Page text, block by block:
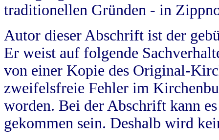
traditionellen Gründen - in
Autor dieser Abschrift ist der
Er weist auf folgende
von einer Kopie des Original-
zweifelsfreie Fehler im
worden. Bei der Abschrift kann
gekommen sein. Deshalb wird